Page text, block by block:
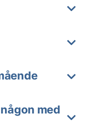
med